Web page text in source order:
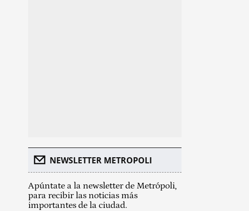
NEWSLETTER METROPOLI
Apúntate a la newsletter de Metrópoli,
para recibir las noticias más
importantes de la ciudad.